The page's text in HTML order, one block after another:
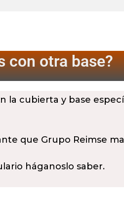
con otra base?
la cubierta y base
que Grupo Reimse
háganoslo saber.